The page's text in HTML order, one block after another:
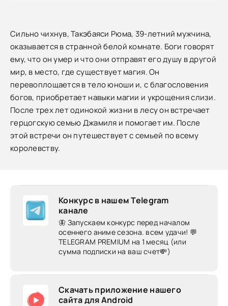
Сильно чихнув, Такэбаяси Рюма, 39-летний мужчина,
оказывается в странной белой комнате. Боги говорят
ему, что он умер и что они отправят его душу в другой
мир, в место, где существует магия. Он
перевоплощается в тело юноши и, с благословения
богов, приобретает навыки магии и укрощения слизи.
После трех лет одинокой жизни в лесу он встречает
герцогскую семью Джамиля и помогает им. После
этой встречи он путешествует с семьей по всему
королевству.
Конкурс в нашем Telegram
канале
🦋 Запускаем конкурс перед началом
осеннего аниме сезона. всем удачи! 💬
TELEGRAM PREMIUM на 1 месяц (или
сумма подписки на ваш счет💸)
Скачать приложение нашего
сайта для Android